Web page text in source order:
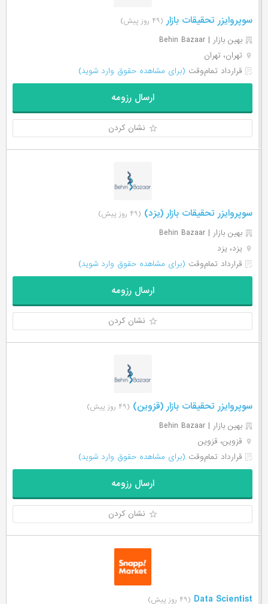
سوپروایزر تحقیقات بازار (۴۹ روز پیش)
بهین بازار | Behin Bazaar
تهران، تهران
قرارداد تمام‌وقت (برای مشاهده حقوق وارد شوید)
ارسال رزومه
نشان کردن
سوپروایزر تحقیقات بازار (یزد) (۴۹ روز پیش)
بهین بازار | Behin Bazaar
یزد، یزد
قرارداد تمام‌وقت (برای مشاهده حقوق وارد شوید)
ارسال رزومه
نشان کردن
سوپروایزر تحقیقات بازار (قزوین) (۴۹ روز پیش)
بهین بازار | Behin Bazaar
قزوین، قزوین
قرارداد تمام‌وقت (برای مشاهده حقوق وارد شوید)
ارسال رزومه
نشان کردن
Data Scientist (۴۹ روز پیش)